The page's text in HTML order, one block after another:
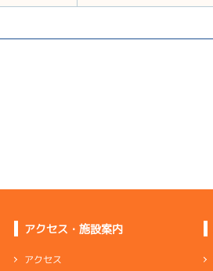
アクセス・施設案内
アクセス